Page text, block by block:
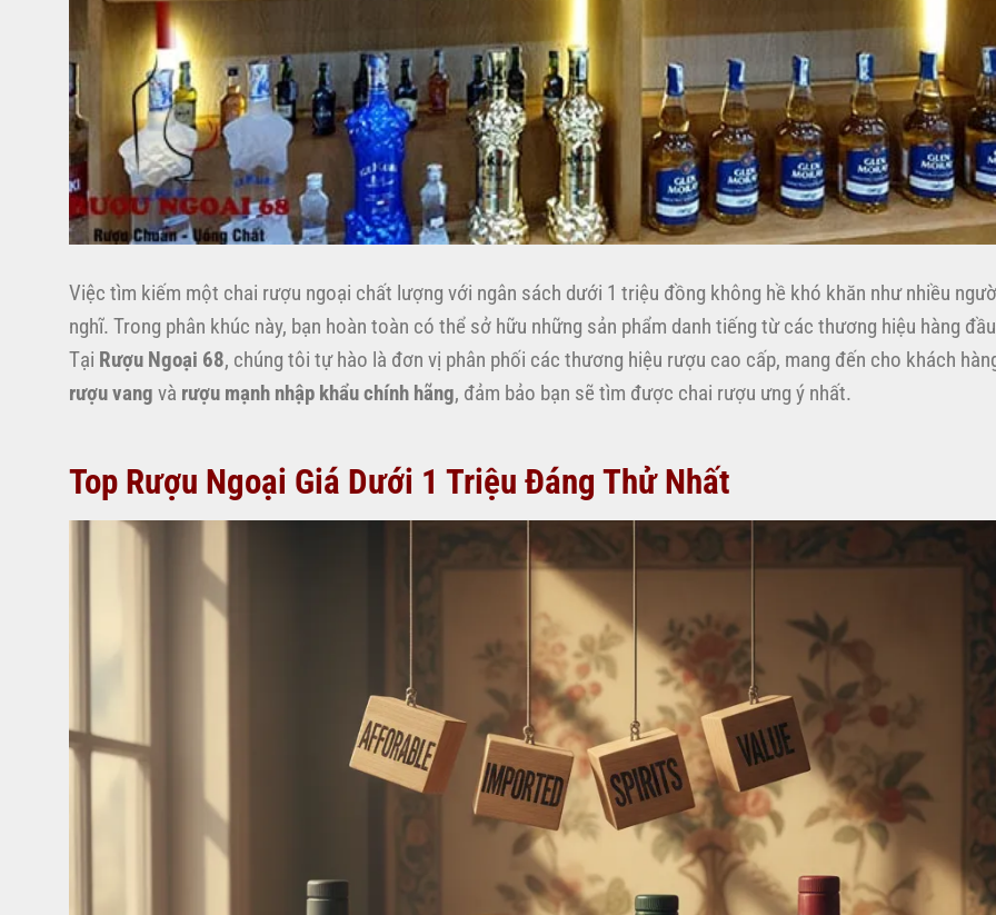
Việc tìm kiếm một chai rượu ngoại chất lượng với ngân sách dưới 1 triệu đồng không hề khó khăn như nhiều
nghĩ. Trong phân khúc này, bạn hoàn toàn có thể sở hữu những sản phẩm danh tiếng từ các thương hiệu hàng
Tại Rượu Ngoại 68, chúng tôi tự hào là đơn vị phân phối các thương hiệu rượu cao cấp, mang đến cho khách
rượu vang và rượu mạnh nhập khẩu chính hãng, đảm bảo bạn sẽ tìm được chai rượu ưng ý nhất.
Top Rượu Ngoại Giá Dưới 1 Triệu Đáng Thử Nhất